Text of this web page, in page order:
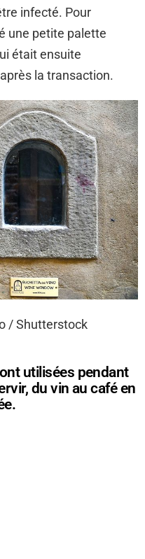
infecté. Pour
une petite palette
était ensuite
la transaction.
/ Shutterstock
utilisées pendant
du vin au café en